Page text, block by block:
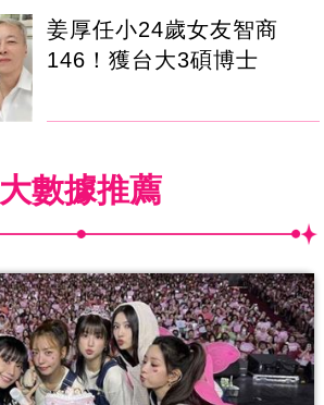
姜厚任小24歲女友智商
146！獲台大3碩博士
大數據推薦